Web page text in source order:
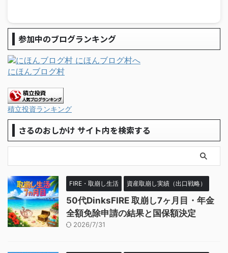
参加中のブログランキング
にほんブログ村
積立投資ランキング
さるのおしかけ サイト内を検索する
FIRE・取崩し生活 資産取崩し実績（出口戦略）
50代DinksFIRE 取崩し7ヶ月目・年金
全額免除申請の結果と国保額決定
2026/7/31